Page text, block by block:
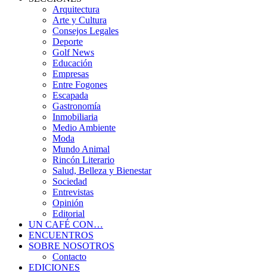
Arquitectura
Arte y Cultura
Consejos Legales
Deporte
Golf News
Educación
Empresas
Entre Fogones
Escapada
Gastronomía
Inmobiliaria
Medio Ambiente
Moda
Mundo Animal
Rincón Literario
Salud, Belleza y Bienestar
Sociedad
Entrevistas
Opinión
Editorial
UN CAFÉ CON…
ENCUENTROS
SOBRE NOSOTROS
Contacto
EDICIONES